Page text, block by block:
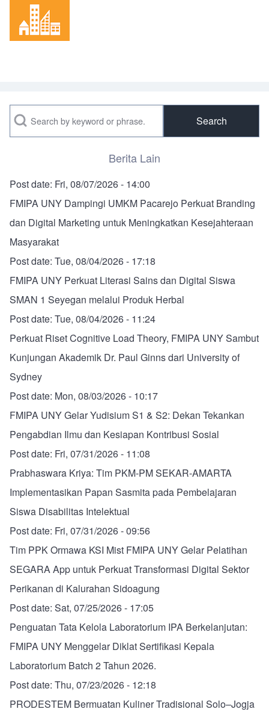
Search
Berita Lain
Post date: Fri, 08/07/2026 - 14:00
FMIPA UNY Dampingi UMKM Pacarejo Perkuat Branding
dan Digital Marketing untuk Meningkatkan Kesejahteraan
Masyarakat
Post date: Tue, 08/04/2026 - 17:18
FMIPA UNY Perkuat Literasi Sains dan Digital Siswa
SMAN 1 Seyegan melalui Produk Herbal
Post date: Tue, 08/04/2026 - 11:24
Perkuat Riset Cognitive Load Theory, FMIPA UNY Sambut
Kunjungan Akademik Dr. Paul Ginns dari University of
Sydney
Post date: Mon, 08/03/2026 - 10:17
FMIPA UNY Gelar Yudisium S1 & S2: Dekan Tekankan
Pengabdian Ilmu dan Kesiapan Kontribusi Sosial
Post date: Fri, 07/31/2026 - 11:08
Prabhaswara Kriya: Tim PKM-PM SEKAR-AMARTA
Implementasikan Papan Sasmita pada Pembelajaran
Siswa Disabilitas Intelektual
Post date: Fri, 07/31/2026 - 09:56
Tim PPK Ormawa KSI Mist FMIPA UNY Gelar Pelatihan
SEGARA App untuk Perkuat Transformasi Digital Sektor
Perikanan di Kalurahan Sidoagung
Post date: Sat, 07/25/2026 - 17:05
Penguatan Tata Kelola Laboratorium IPA Berkelanjutan:
FMIPA UNY Menggelar Diklat Sertifikasi Kepala
Laboratorium Batch 2 Tahun 2026.
Post date: Thu, 07/23/2026 - 12:18
PRODESTEM Bermuatan Kuliner Tradisional Solo–Jogja